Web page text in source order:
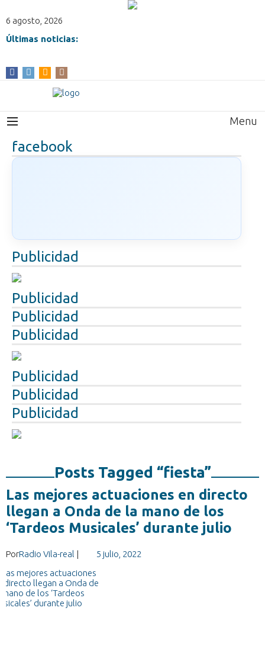
6 agosto, 2026
Últimas noticias:
Menu
facebook
Publicidad
Publicidad
Publicidad
Publicidad
Publicidad
Publicidad
Publicidad
Posts Tagged “fiesta”
Las mejores actuaciones en directo
llegan a Onda de la mano de los
‘Tardeos Musicales’ durante julio
PorRadio Vila-real | 5 julio, 2022